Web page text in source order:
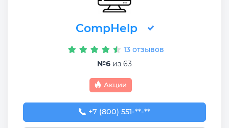
CompHelp
13 отзывов
№6 из 63
Акции
+7 (800) 551-74-09
+7 (800) 551-**-**